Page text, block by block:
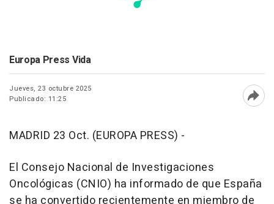
Europa Press Vida
Jueves, 23 octubre 2025
Publicado: 11:25
MADRID 23 Oct. (EUROPA PRESS) -
El Consejo Nacional de Investigaciones
Oncológicas (CNIO) ha informado de que España